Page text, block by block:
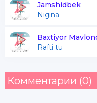
Jamshidbek
Nigina
Baxtiyor
Rafti tu
Комментарии (0)